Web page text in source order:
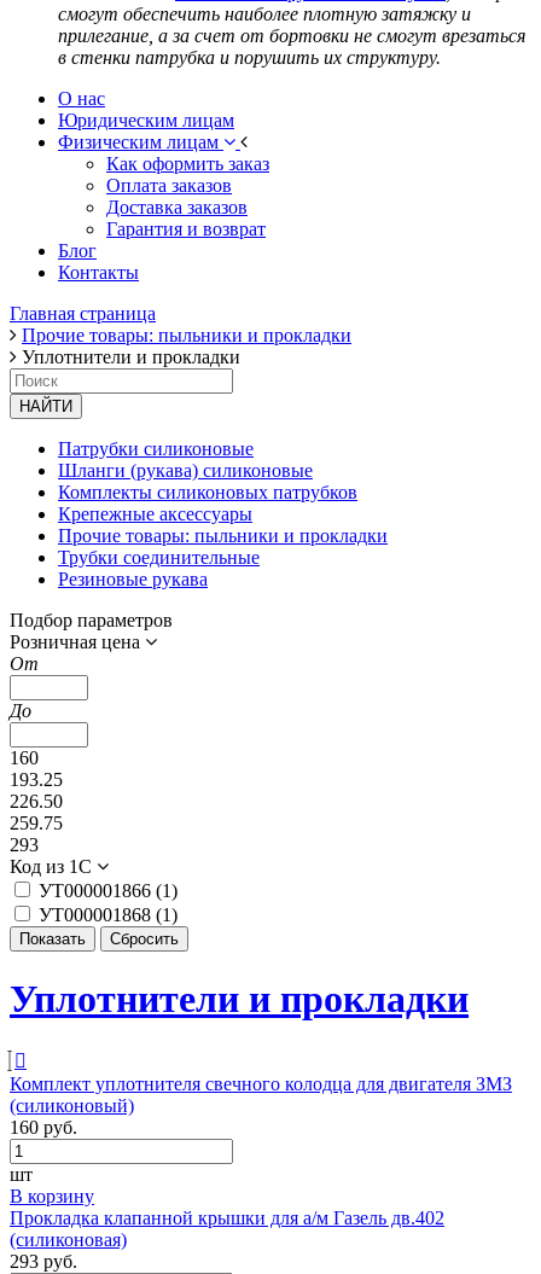
смогут обеспечить наиболее плотную затяжку и
прилегание, а за счет от бортовки не смогут врезаться
в стенки патрубка и порушить их структуру.
О нас
Юридическим лицам
Физическим лицам
Как оформить заказ
Оплата заказов
Доставка заказов
Гарантия и возврат
Блог
Контакты
Главная страница
Прочие товары: пыльники и прокладки
Уплотнители и прокладки
НАЙТИ
Патрубки силиконовые
Шланги (рукава) силиконовые
Комплекты силиконовых патрубков
Крепежные аксессуары
Прочие товары: пыльники и прокладки
Трубки соединительные
Резиновые рукава
Подбор параметров
Розничная цена
От
До
160
193.25
226.50
259.75
293
Код из 1С
УТ000001866 (1)
УТ000001868 (1)
Уплотнители и прокладки
Комплект уплотнителя свечного колодца для двигателя ЗМЗ
(силиконовый)
160 руб.
шт
В корзину
Прокладка клапанной крышки для а/м Газель дв.402
(силиконовая)
293 руб.